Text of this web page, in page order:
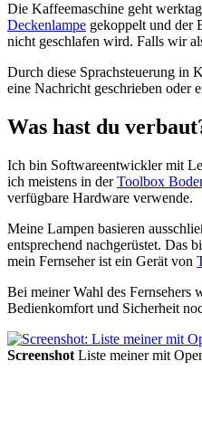
Die Kaffeemaschine geht
Deckenlampe gekoppelt und der
nicht geschlafen wird. Falls wir
Durch diese Sprachsteuerung in
eine Nachricht geschrieben oder
Was hast du
Ich bin Softwareentwickler mit
ich meistens in derToolbox
verfügbare Hardware verwende.
Meine Lampen basieren
entsprechend nachgerüstet. Das
mein Fernseher ist ein Gerät von
Bei meiner Wahl des Fernsehers
Bedienkomfort und Sicherheit
Screenshot Liste meiner mit